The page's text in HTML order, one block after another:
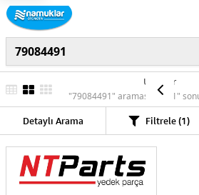
Ürünler
"79084491" araması için "1"
Detaylı Arama Filtrele (1)